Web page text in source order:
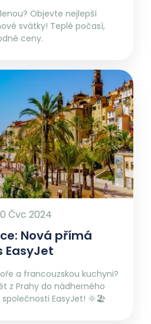
Objevte nejlepší
svátky! Teplé počasí,
ceny.
Čvc 2024
Nová přímá
EasyJet
a francouzskou kuchyni?
z Prahy do nádherného
EasyJet! 🌞🏖️